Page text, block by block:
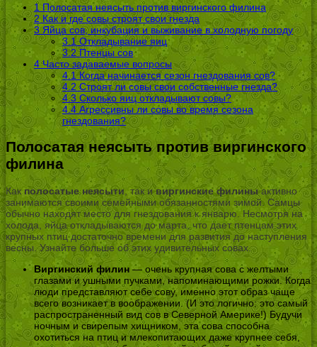
1 Полосатая неясыть против виргинского филина
2 Как и где совы строят свои гнезда
3 Яйца сов, инкубация и выживание в холодную погоду
3.1Откладывание яиц
3.2Птенцы сов
4Часто задаваемые вопросы
4.1Когда начинается сезон гнездования сов?
4.2 Строят ли совы свои собственные гнезда?
4.3 Сколько яиц откладывают совы?
4.4Агрессивны ли совы во время сезона
гнездования?
Полосатая неясыть против виргинского
филина
Какполосатые неясыти , так ивиргинские филиныактивно
занимаются своими семейными обязанностями зимой. Самцы
обычно находят место для гнездования к январю. Несмотря на
холода, яйца откладываются до марта, что дает птенцам этих
крупных птиц достаточно времени для развития до наступления
весны. Узнайте больше об этих удивительных совах.
Виргинский филин — очень крупная сова с желтыми
глазами и ушными пучками, напоминающими рожки. Когда
люди представляют себе сову, именно этот образ чаще
всего возникает в воображении. (И это логично: это самый
распространенный вид сов в Северной Америке!) Будучи
ночным и свирепым хищником, эта сова способна
охотиться на птиц и млекопитающих даже крупнее себя,